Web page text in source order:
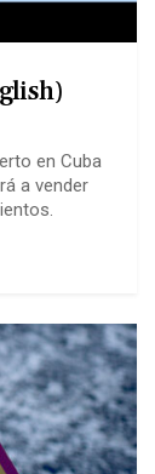
en Cuba
a vender